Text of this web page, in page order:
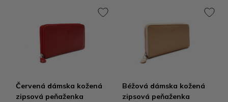
Červená dámska kožená
zipsová peňaženka
Béžová dámska kožená
zipsová peňaženka